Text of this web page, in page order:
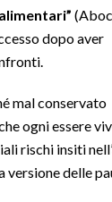
dopo aver
mal conservato
ogni essere
rischi insiti
versione delle